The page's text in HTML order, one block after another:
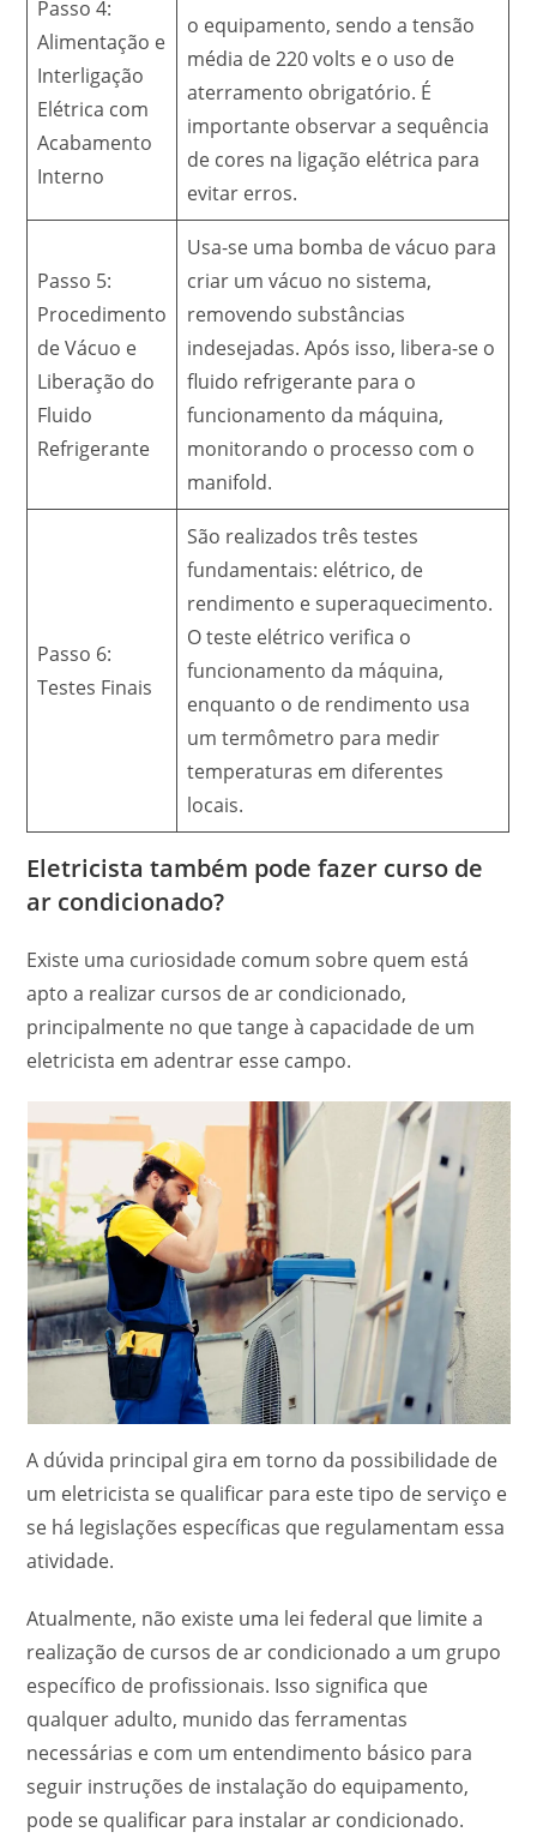
Passo 4:
Alimentação e
Interligação
Elétrica com
Acabamento
Interno
o equipamento, sendo a tensão
média de 220 volts e o uso de
aterramento obrigatório. É
importante observar a sequência
de cores na ligação elétrica para
evitar erros.
Passo 5:
Procedimento
de Vácuo e
Liberação do
Fluido
Refrigerante
Usa-se uma bomba de vácuo para
criar um vácuo no sistema,
removendo substâncias
indesejadas. Após isso, libera-se o
fluido refrigerante para o
funcionamento da máquina,
monitorando o processo com o
manifold.
Passo 6:
Testes Finais
São realizados três testes
fundamentais: elétrico, de
rendimento e superaquecimento.
O teste elétrico verifica o
funcionamento da máquina,
enquanto o de rendimento usa
um termômetro para medir
temperaturas em diferentes
locais.
Eletricista também pode fazer curso de
ar condicionado?
Existe uma curiosidade comum sobre quem está
apto a realizar cursos de ar condicionado,
principalmente no que tange à capacidade de um
eletricista em adentrar esse campo.
A dúvida principal gira em torno da possibilidade de
um eletricista se qualificar para este tipo de serviço e
se há legislações específicas que regulamentam essa
atividade.
Atualmente, não existe uma lei federal que limite a
realização de cursos de ar condicionado a um grupo
específico de profissionais. Isso significa que
qualquer adulto, munido das ferramentas
necessárias e com um entendimento básico para
seguir instruções de instalação do equipamento,
pode se qualificar para instalar ar condicionado.